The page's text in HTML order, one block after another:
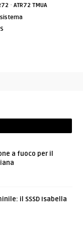
·ATR72 TMUA
sistema
a fuoco per il
il SSSD Isabella